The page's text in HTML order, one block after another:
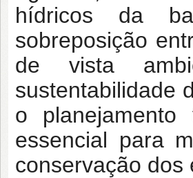
hídricos da
sobreposição
de vista
sustentabilidade
o
essencial para
conservação dos